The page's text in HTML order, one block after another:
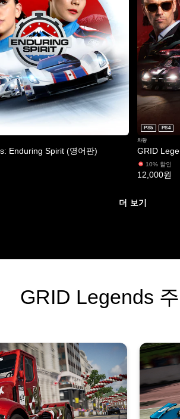
Enduring Spirit (영어판) GRID
PS5 PS4
차량
10% 할인
12,000원
더 보기
GRID Legends